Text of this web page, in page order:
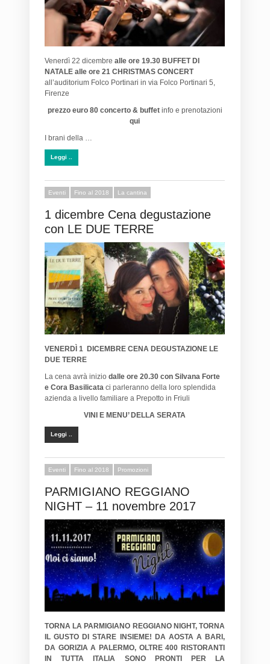
Venerdì 22 dicembre alle ore 19.30 BUFFET DI
NATALE alle ore 21 CHRISTMAS CONCERT
all’auditorium Folco Portinari in via Folco Portinari 5,
Firenze
prezzo euro 80 concerto & buffetinfo e prenotazioni
qui
I brani della …
Leggi ..
Eventi Fino al 2018 La cantina
1 dicembre Cena degustazione
con LE DUE TERRE
VENERDÌ 1 DICEMBRE CENA DEGUSTAZIONE LE
DUE TERRE
La cena avrà inizio dalle ore 20.30 con Silvana Forte
e Cora Basilicata ci parleranno della loro splendida
azienda a livello familiare a Prepotto in Friuli
VINI E MENU’ DELLA SERATA
Leggi ..
Eventi Fino al 2018 Promozioni
PARMIGIANO REGGIANO
NIGHT – 11 novembre 2017
TORNA LA PARMIGIANO REGGIANO NIGHT, TORNA
IL GUSTO DI STARE INSIEME! DA AOSTA A BARI,
DA GORIZIA A PALERMO, OLTRE 400 RISTORANTI
IN TUTTA ITALIA SONO PRONTI PER LA